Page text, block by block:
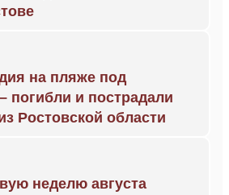
на пляже под
погибли и пострадали
Ростовской области
неделю августа